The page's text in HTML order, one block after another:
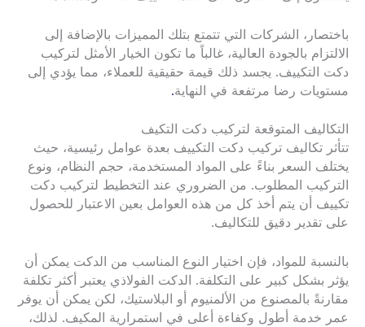
باختصار، الشركات التي تتمتع بتلك المميزات بالإضافة إلى
الالتزام بالجودة العالية، غالباً ما تكون الخيار الأمثل لتركيب
دكت التكييف. يجسد ذلك قيمة حقيقية للعملاء، مما يؤدي إلى
مستويات رضا مرتفعة في النهاية.
التكاليف المتوقعة لتركيب دكت التكيف
تتأثر تكاليف تركيب دكت التكييف بعدة عوامل رئيسية، حيث
يختلف السعر بناءً على المواد المستخدمة، حجم النظام، ونوع
التركيب المطلوب. من الضروري عند التخطيط لتركيب دكت
تكييف أن يتم أخذ كل من هذه العوامل بعين الاعتبار للحصول
على تقدير دقيق للتكاليف.
بالنسبة للمواد، فإن اختيار النوع المناسب من الدكت يمكن أن
يؤثر بشكل كبير على التكلفة. الدكت الفولاذي يعتبر أكثر تكلفة
مقارنةً بالمصنوع من الألمنيوم أو البلاستيك، لكن يمكن أن يوفر
عمر خدمة أطول وكفاءة أعلى في استمرارية المكيف. لذلك،